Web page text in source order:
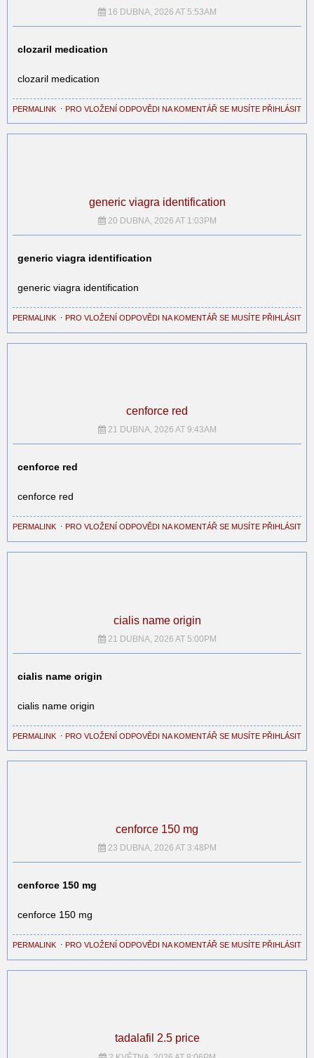
16 DUBNA, 2026 AT 5:53AM
clozaril medication
clozaril medication
PERMALINK ⋅ PRO VLOŽENÍ ODPOVĚDI NA KOMENTÁŘ SE MUSÍTE PŘIHLÁSIT
generic viagra identification
20 DUBNA, 2026 AT 1:03PM
generic viagra identification
generic viagra identification
PERMALINK ⋅ PRO VLOŽENÍ ODPOVĚDI NA KOMENTÁŘ SE MUSÍTE PŘIHLÁSIT
cenforce red
21 DUBNA, 2026 AT 9:43AM
cenforce red
cenforce red
PERMALINK ⋅ PRO VLOŽENÍ ODPOVĚDI NA KOMENTÁŘ SE MUSÍTE PŘIHLÁSIT
cialis name origin
21 DUBNA, 2026 AT 5:00PM
cialis name origin
cialis name origin
PERMALINK ⋅ PRO VLOŽENÍ ODPOVĚDI NA KOMENTÁŘ SE MUSÍTE PŘIHLÁSIT
cenforce 150 mg
23 DUBNA, 2026 AT 3:48PM
cenforce 150 mg
cenforce 150 mg
PERMALINK ⋅ PRO VLOŽENÍ ODPOVĚDI NA KOMENTÁŘ SE MUSÍTE PŘIHLÁSIT
tadalafil 2.5 price